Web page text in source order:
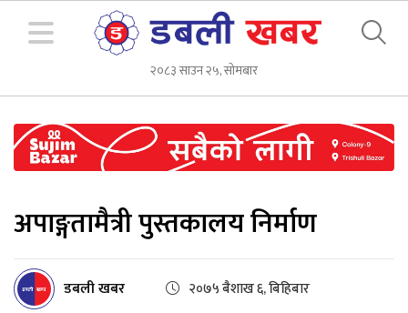
२०८३ साउन २५, सोमबार
अपाङ्गतामैत्री पुस्तकालय निर्माण
डबली खबर २०७५ बैशाख ६, बिहिबार